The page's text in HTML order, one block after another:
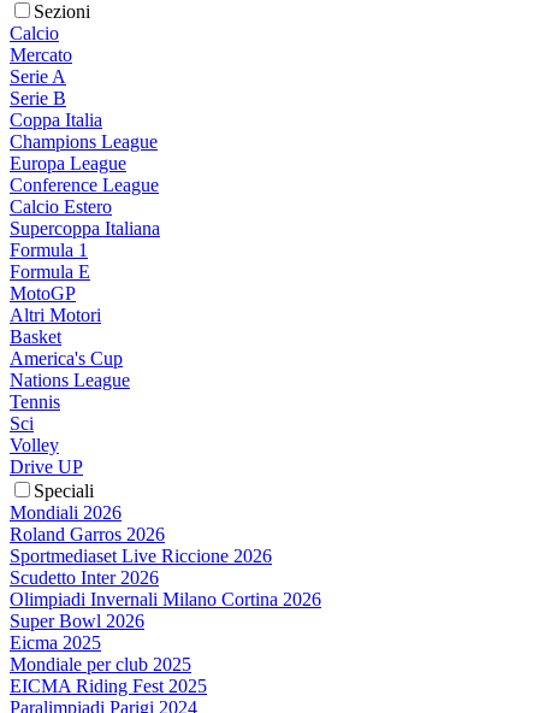
Sezioni
Calcio
Mercato
Serie A
Serie B
Coppa Italia
Champions League
Europa League
Conference League
Calcio Estero
Supercoppa Italiana
Formula 1
Formula E
MotoGP
Altri Motori
Basket
America's Cup
Nations League
Tennis
Sci
Volley
Drive UP
Speciali
Mondiali 2026
Roland Garros 2026
Sportmediaset Live Riccione 2026
Scudetto Inter 2026
Olimpiadi Invernali Milano Cortina 2026
Super Bowl 2026
Eicma 2025
Mondiale per club 2025
EICMA Riding Fest 2025
Paralimpiadi Parigi 2024